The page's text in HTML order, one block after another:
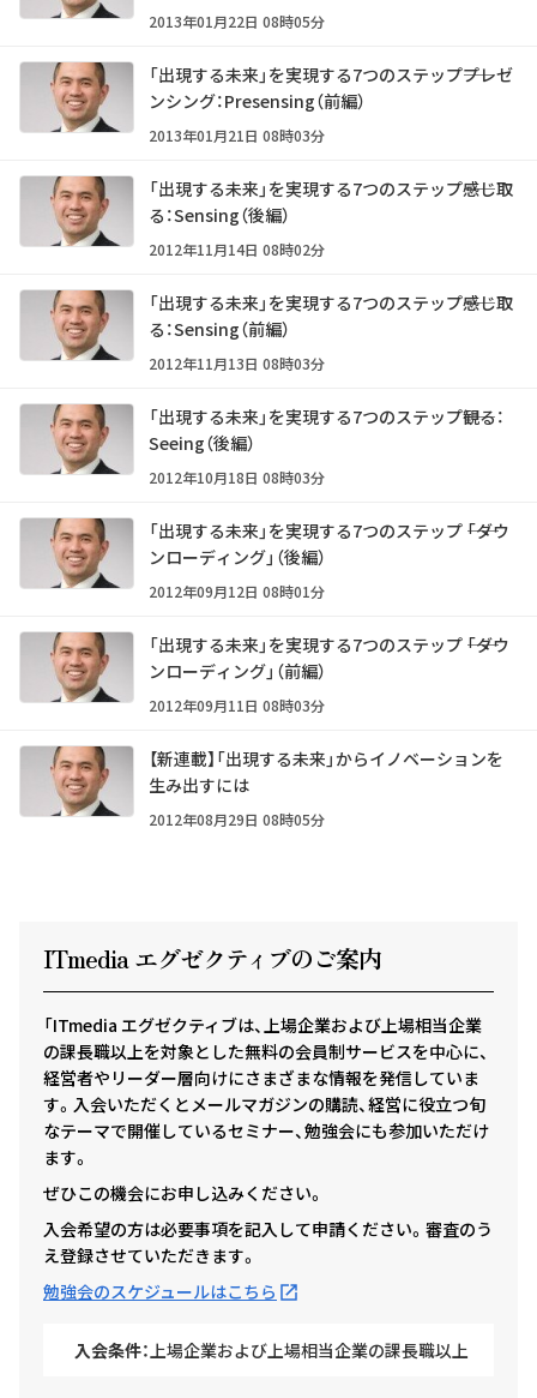
2013年01月22日 08時05分
「出現する未来」を実現する7つのステップ――プレゼ
ンシング：Presensing（前編）
2013年01月21日 08時03分
「出現する未来」を実現する7つのステップ――感じ取
る：Sensing（後編）
2012年11月14日 08時02分
「出現する未来」を実現する7つのステップ――感じ取
る：Sensing（前編）
2012年11月13日 08時03分
「出現する未来」を実現する7つのステップ――観る：
Seeing（後編）
2012年10月18日 08時03分
「出現する未来」を実現する7つのステップ ――「ダウ
ンローディング」（後編）
2012年09月12日 08時01分
「出現する未来」を実現する7つのステップ ――「ダウ
ンローディング」（前編）
2012年09月11日 08時03分
【新連載】「出現する未来」からイノベーションを
生み出すには
2012年08月29日 08時05分
ITmedia エグゼクティ ブのご案内
「ITmedia エグゼクティブは、上場企業および上場相当企業
の課長職以上を対象とした無料の会員制サービスを中心に、
経営者やリーダー層向けにさまざまな情報を発信していま
す。入会いただくとメールマガジンの購読、経営に役立つ旬
なテーマで開催しているセミナー、勉強会にも参加いただけ
ます。
ぜひこの機会にお申し込みください。
入会希望の方は必要事項を記入して申請ください。審査のう
え登録させていただきます。
勉強会のスケジュールはこちら
入会条件：上場企業および上場相当企業の課長職以上